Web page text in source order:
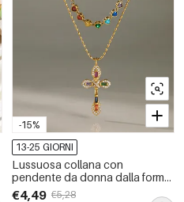
-15%
13-25 GIORNI
Lussuosa collana con
pendente da donna dalla forma
irregolare e dai colori misti, in
€4,49 €5,28